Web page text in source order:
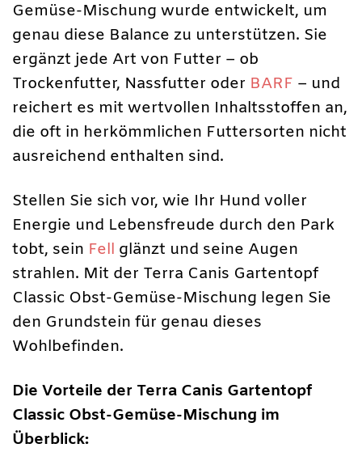
Gemüse-Mischung wurde entwickelt, um
genau diese Balance zu unterstützen. Sie
ergänzt jede Art von Futter – ob
Trockenfutter, Nassfutter oder BARF – und
reichert es mit wertvollen Inhaltsstoffen an,
die oft in herkömmlichen Futtersorten nicht
ausreichend enthalten sind.
Stellen Sie sich vor, wie Ihr Hund voller
Energie und Lebensfreude durch den Park
tobt, sein Fell glänzt und seine Augen
strahlen. Mit der Terra Canis Gartentopf
Classic Obst-Gemüse-Mischung legen Sie
den Grundstein für genau dieses
Wohlbefinden.
Die Vorteile der Terra Canis Gartentopf
Classic Obst-Gemüse-Mischung im
Überblick: